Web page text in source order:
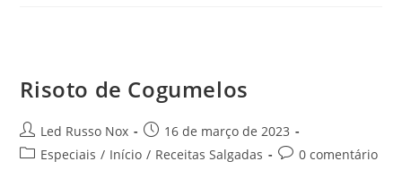
Risoto de Cogumelos
Led Russo Nox
16 de março de 2023
Especiais / Início / Receitas Salgadas 0 comentário